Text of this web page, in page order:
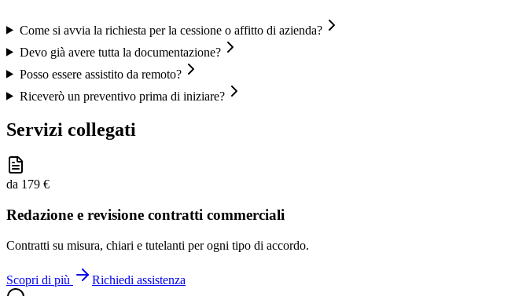
Come si avvia la richiesta per la cessione o affitto di azienda?
Devo già avere tutta la documentazione?
Posso essere assistito da remoto?
Riceverò un preventivo prima di iniziare?
Servizi collegati
da 179 €
Redazione e revisione contratti commerciali
Contratti su misura, chiari e tutelanti per ogni tipo di accordo.
Scopri di più Richiedi assistenza